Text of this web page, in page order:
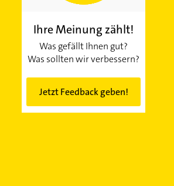
Ihre Meinung zählt!
Was gefällt Ihnen gut?
Was sollten wir verbessern?
Jetzt Feedback geben!